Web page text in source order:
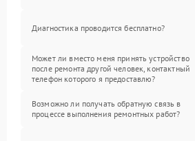
Диагностика проводится бесплатно?
Может ли вместо меня принять устройство
после ремонта другой человек, контактный
телефон которого я предоставлю?
Возможно ли получать обратную связь в
процессе выполнения ремонтных работ?